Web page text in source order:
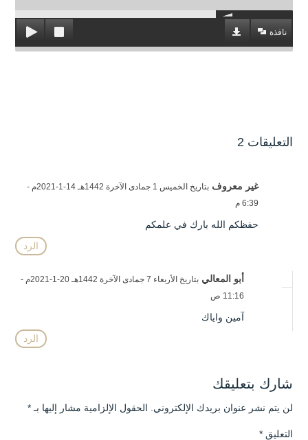
نافذة
التعليقات 2
غير معروف
بتاريخ الخميس 1 جمادى الآخرة 1442هـ 14-1-2021م -
6:39 م
حفظكم الله بارك في علمكم
الرد
أبو المعالي
بتاريخ الأربعاء 7 جمادى الآخرة 1442هـ 20-1-2021م -
11:16 ص
آمين واياك
الرد
شارك بتعليقك
لن يتم نشر عنوان بريدك الإلكتروني. الحقول الإلزامية مشار إليها بـ *
التعليق *